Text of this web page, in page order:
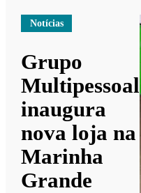
Notícias
Grupo
Multipessoal
inaugura
nova loja na
Marinha
Grande